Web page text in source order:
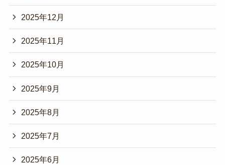
2025年12月
2025年11月
2025年10月
2025年9月
2025年8月
2025年7月
2025年6月